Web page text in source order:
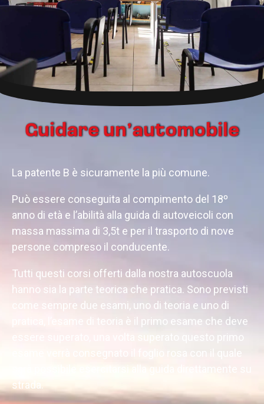
Guidare un’automobile
La patente B è sicuramente la più comune.
Può essere conseguita al compimento del 18º
anno di età e l’abilità alla guida di autoveicoli con
massa massima di 3,5t e per il trasporto di nove
persone compreso il conducente.
Tutti questi corsi offerti dalla nostra autoscuola
hanno sia la parte teorica che pratica. Sono previsti
come sempre due esami, uno di teoria e uno di
pratica, l’esame di teoria è il primo esame che deve
essere superato, una volta superato questo primo
strada.